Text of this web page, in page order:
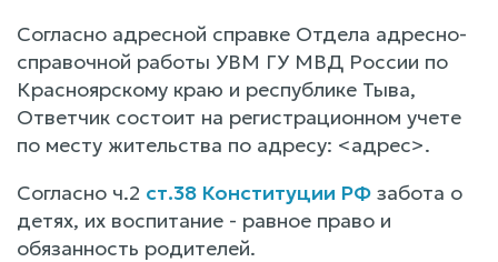
Согласно адресной справке Отдела адресно-
справочной работы УВМ ГУ МВД России по
Красноярскому краю и республике Тыва,
Ответчик состоит на регистрационном учете
по месту жительства по адресу: <адрес>.
Согласно ч.2 ст.38 Конституции РФ забота о
детях, их воспитание - равное право и
обязанность родителей.